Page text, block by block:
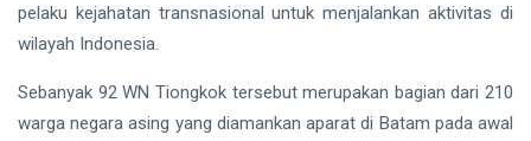
Donald Trump
KPK
pelaku kejahatan transnasional untuk menjalankan aktivitas di
wilayah Indonesia.
Sebanyak 92 WN Tiongkok tersebut merupakan bagian dari 210
warga negara asing yang diamankan aparat di Batam pada awal